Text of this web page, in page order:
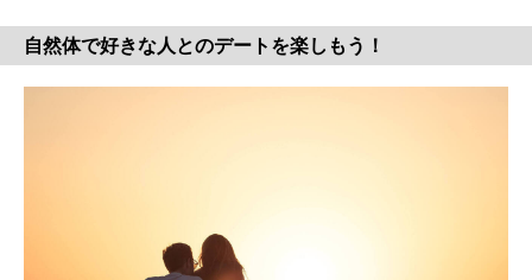
自然体で好きな人とのデートを楽しもう！